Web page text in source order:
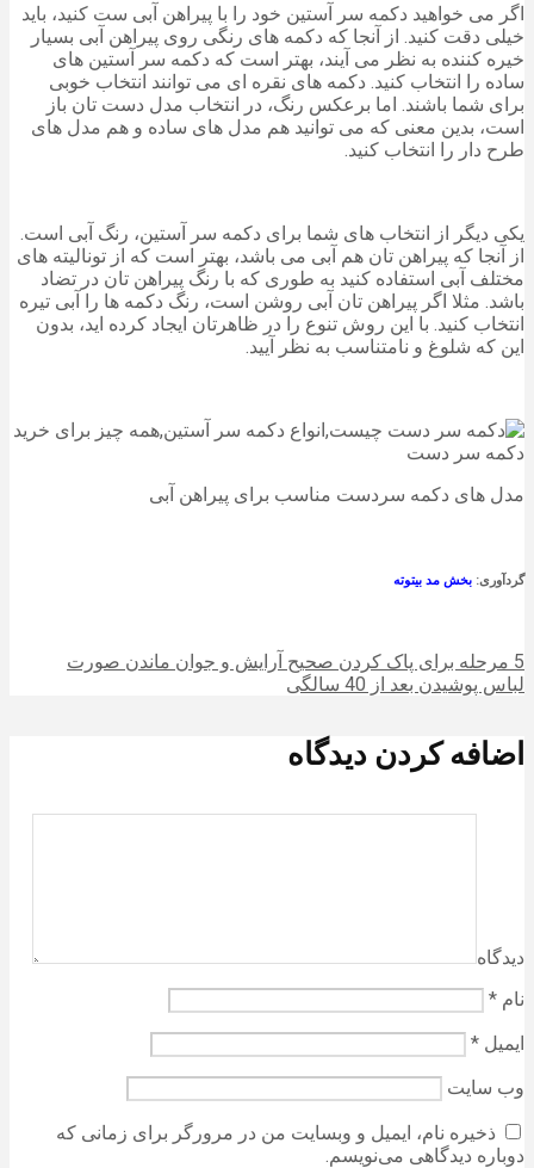
اگر می خواهید دکمه سر آستین خود را با پیراهن آبی ست کنید، باید
خیلی دقت کنید. از آنجا که دکمه های رنگی روی پیراهن آبی بسیار
خیره کننده به نظر می آیند، بهتر است که دکمه سر آستین های
ساده را انتخاب کنید. دکمه های نقره ای می توانند انتخاب خوبی
برای شما باشند. اما برعکس رنگ، در انتخاب مدل دست تان باز
است، بدین معنی که می توانید هم مدل های ساده و هم مدل های
طرح دار را انتخاب کنید.
یکی دیگر از انتخاب های شما برای دکمه سر آستین، رنگ آبی است.
از آنجا که پیراهن تان هم آبی می باشد، بهتر است که از تونالیته های
مختلف آبی استفاده کنید به طوری که با رنگ پیراهن تان در تضاد
باشد. مثلا اگر پیراهن تان آبی روشن است، رنگ دکمه ها را آبی تیره
انتخاب کنید. با این روش تنوع را در ظاهرتان ایجاد کرده اید، بدون
این که شلوغ و نامتناسب به نظر آیید.
مدل های دکمه سردست مناسب برای پیراهن آبی
گردآوری: بخش مد بیتوته
5 مرحله برای پاک کردن صحیح آرایش و جوان ماندن صورت
لباس پوشیدن بعد از 40 سالگی
اضافه کردن دیدگاه
دیدگاه
نام *
ایمیل *
وب‌ سایت
ذخیره نام، ایمیل و وبسایت من در مرورگر برای زمانی که
دوباره دیدگاهی می‌نویسم.